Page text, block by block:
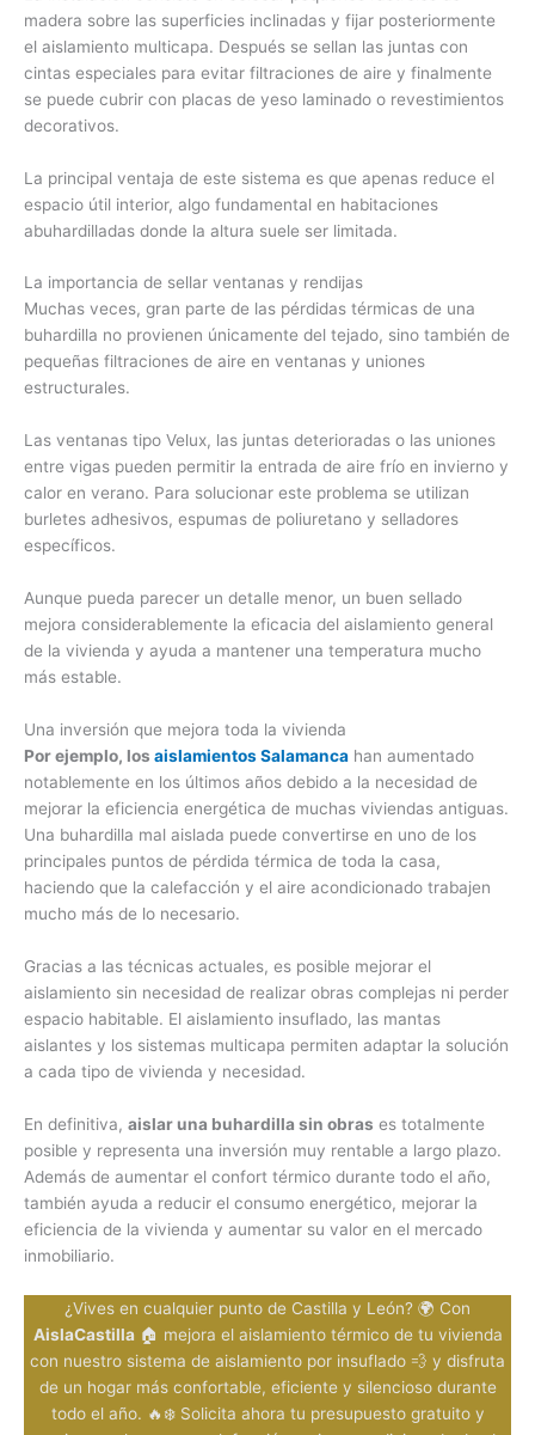
madera sobre las superficies inclinadas y fijar posteriormente
el aislamiento multicapa. Después se sellan las juntas con
cintas especiales para evitar filtraciones de aire y finalmente
se puede cubrir con placas de yeso laminado o revestimientos
decorativos.
La principal ventaja de este sistema es que apenas reduce el
espacio útil interior, algo fundamental en habitaciones
abuhardilladas donde la altura suele ser limitada.
La importancia de sellar ventanas y rendijas
Muchas veces, gran parte de las pérdidas térmicas de una
buhardilla no provienen únicamente del tejado, sino también de
pequeñas filtraciones de aire en ventanas y uniones
estructurales.
Las ventanas tipo Velux, las juntas deterioradas o las uniones
entre vigas pueden permitir la entrada de aire frío en invierno y
calor en verano. Para solucionar este problema se utilizan
burletes adhesivos, espumas de poliuretano y selladores
específicos.
Aunque pueda parecer un detalle menor, un buen sellado
mejora considerablemente la eficacia del aislamiento general
de la vivienda y ayuda a mantener una temperatura mucho
más estable.
Una inversión que mejora toda la vivienda
Por ejemplo, los aislamientos Salamanca han aumentado
notablemente en los últimos años debido a la necesidad de
mejorar la eficiencia energética de muchas viviendas antiguas.
Una buhardilla mal aislada puede convertirse en uno de los
principales puntos de pérdida térmica de toda la casa,
haciendo que la calefacción y el aire acondicionado trabajen
mucho más de lo necesario.
Gracias a las técnicas actuales, es posible mejorar el
aislamiento sin necesidad de realizar obras complejas ni perder
espacio habitable. El aislamiento insuflado, las mantas
aislantes y los sistemas multicapa permiten adaptar la solución
a cada tipo de vivienda y necesidad.
En definitiva, aislar una buhardilla sin obras es totalmente
posible y representa una inversión muy rentable a largo plazo.
Además de aumentar el confort térmico durante todo el año,
también ayuda a reducir el consumo energético, mejorar la
eficiencia de la vivienda y aumentar su valor en el mercado
inmobiliario.
¿Vives en cualquier punto de Castilla y León? 🌍 Con
AislaCastilla🏠 mejora el aislamiento térmico de tu vivienda
con nuestro sistema de aislamiento por insuflado 💨 y disfruta
de un hogar más confortable, eficiente y silencioso durante
todo el año. 🔥❄️ Solicita ahora tu presupuesto gratuito y